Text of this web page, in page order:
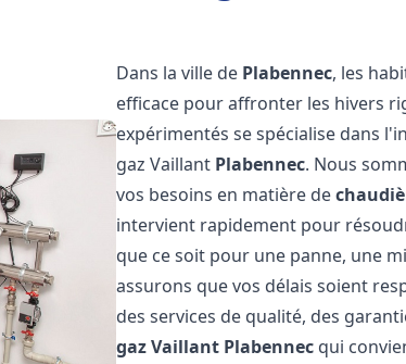
Dans la ville de Plabennec, les
efficace pour affronter les hivers
expérimentés se spécialise dans
gaz Vaillant Plabennec. Nous
vos besoins en matière de
intervient rapidement pour
que ce soit pour une panne, une
assurons que vos délais soient
des services de qualité, des
gaz Vaillant Plabennec qui